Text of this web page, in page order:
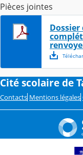
Pièces jointes
Cité scolaire de
Contacts Mentions légales